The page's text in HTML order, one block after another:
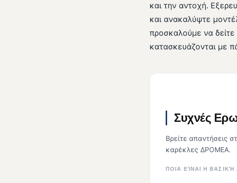
και την αντοχή.
και ανακαλύψτε
προσκαλούμε να
κατασκευάζονται με
Συχνές
Βρείτε απαντήσεις
καρέκλες ΔΡΟΜΕΑ.
ΠΟΙΑ ΕΊΝΑΙ Η